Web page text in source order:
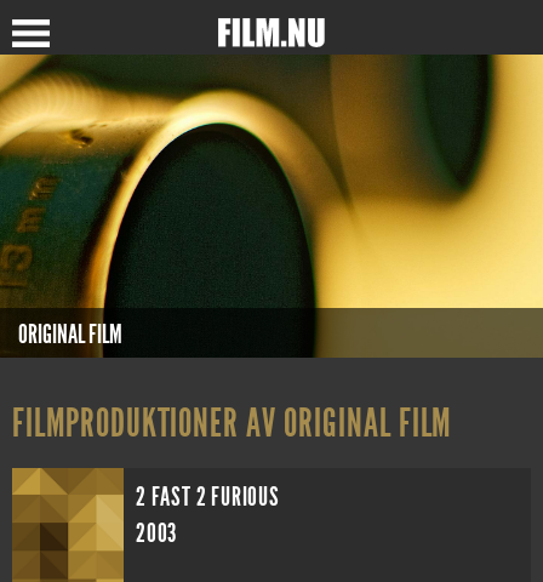
ORIGINAL FILM
FILMPRODUKTIONER AV ORIGINAL FILM
2 FAST 2 FURIOUS
2003